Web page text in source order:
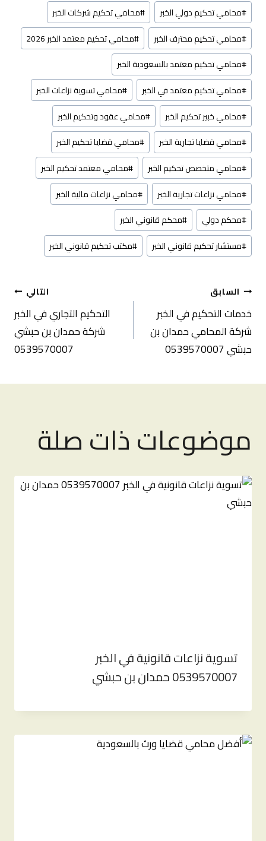
#محامي تحكيم دولي الخبر #محامي تحكيم شركات الخبر
#محامي تحكيم محترف الخبر #محامي تحكيم معتمد الخبر 2026
#محامي تحكيم معتمد بالسعودية الخبر
#محامي تحكيم معتمد في الخبر #محامي تسوية نزاعات الخبر
#محامي خبير تحكيم الخبر #محامي عقود وتحكيم الخبر
#محامي قضايا تجارية الخبر #محامي قضايا تحكيم الخبر
#محامي متخصص تحكيم الخبر #محامي معتمد تحكيم الخبر
#محامي نزاعات تجارية الخبر #محامي نزاعات مالية الخبر
#محكم دولي #محكم قانوني الخبر
#مستشار تحكيم قانوني الخبر #مكتب تحكيم قانوني الخبر
تصفّح
المقالات
السابق
خدمات التحكيم في الخبر
شركة المحامي حمدان بن
حبشي 0539570007
التالي
التحكيم التجاري في الخبر
شركة حمدان بن حبشي
0539570007
موضوعات ذات صلة
تسوية نزاعات قانونية في الخبر
0539570007 حمدان بن حبشي